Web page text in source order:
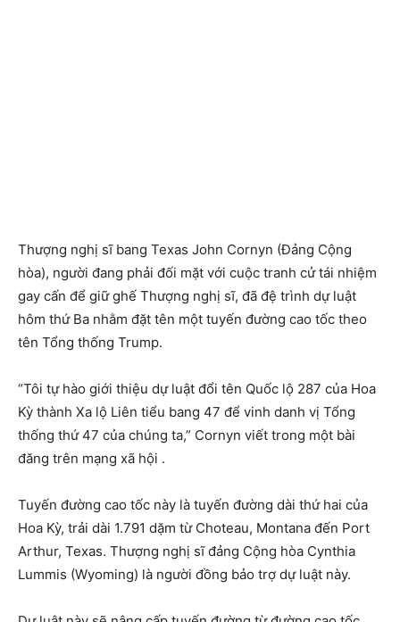
Thượng nghị sĩ bang Texas John Cornyn (Đảng Cộng
hòa), người đang phải đối mặt với cuộc tranh cử tái nhiệm
gay cấn để giữ ghế Thượng nghị sĩ, đã đệ trình dự luật
hôm thứ Ba nhằm đặt tên một tuyến đường cao tốc theo
tên Tổng thống Trump.
“Tôi tự hào giới thiệu dự luật đổi tên Quốc lộ 287 của Hoa
Kỳ thành Xa lộ Liên tiểu bang 47 để vinh danh vị Tổng
thống thứ 47 của chúng ta,” Cornyn viết trong một bài
đăng trên mạng xã hội .
Tuyến đường cao tốc này là tuyến đường dài thứ hai của
Hoa Kỳ, trải dài 1.791 dặm từ Choteau, Montana đến Port
Arthur, Texas. Thượng nghị sĩ đảng Cộng hòa Cynthia
Lummis (Wyoming) là người đồng bảo trợ dự luật này.